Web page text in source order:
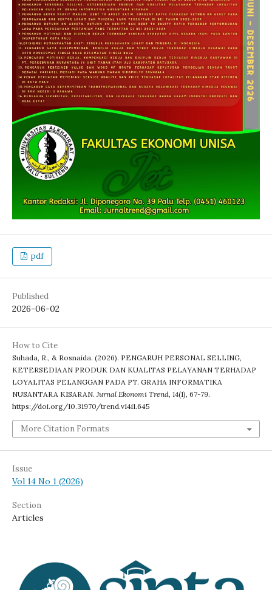
pdf
Published
2026-06-02
How to Cite
Suhada, R., & Rosnaida. (2026). PENGARUH PERSONAL SELLING,
KETERSEDIAAN PRODUK DAN KUALITAS PELAYANAN TERHADAP
LOYALITAS PELANGGAN PADA PT. GRAHA INFORMATIKA
NUSANTARA KISARAN. Jurnal Ekonomi Trend, 14(1), 67-79.
https://doi.org/10.31970/trend.v14i1.645
More Citation Formats
Issue
Vol 14 No 1 (2026)
Section
Articles